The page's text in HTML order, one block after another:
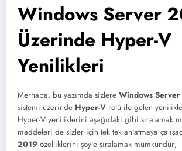
Windows Server
Üzerinde Hyper-V
Yenilikleri
Merhaba, bu yazımda sizlere Windows
sistemi üzerinde Hyper-V rolü ile gelen
Hyper-V yeniliklerini aşağıdaki gibi sıralamak
maddeleri de sizler için tek tek anlatmaya
2019 özelliklerini şöyle sıralamak mümkündür;